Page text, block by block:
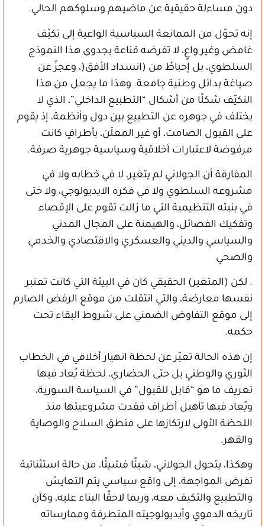
دون مساءلة حقيقية عن ماضيهم وسلوكهم الحالي.
إنه تحوّل من الممانعة السياسية الواعية إلى تكيّف
غامض وغير واعٍ، لا تفرضه قناعة بجدوى هذا النموذج
السلطوي، بل إحباطٌ من (انسداد الأفق(، وعجزٌ عن
صياغة بدائل وطنية جامعة. وهذا ما يجعل من هذا
التكيّف شكلًا من أشكال “التطبيع الداخلي”، الذي لا
يختلف في جوهره عن التطبيع بين دول وأنظمة، إذ يقوم
على القبول الصامت، أو غير المعلَن، بأطرافٍ كانت
مرفوضة لاعتبارات أخلاقية وسياسية جوهرية صرفة.
المفارقة أن الجولاني لم يتغير، لا في خطابه ولا في
مشروعه السلطوي ولا في فكره الايديولوجي، ولا حتى
في بنيته التنظيمية التي ما زالت تقوم على الإقصاء
وتفكيك الفصائل، والهيمنة على المجال المدني
والسياسي والديني والعسكري والاقتصادي والخدمي
والصحي
. لكن (المتغير) الحقيقي كان في البيئة التي كانت تعتبر
نفسها معارضة، والتي انتقلت من موقع الرفض الصارم
إلى موقع التفاوض الضمني على شروط البقاء تحت
حكمه.
إن هذه الحالة تعبّر عن لحظة انهيار أخلاقي في الخطاب
الثوري والوطني بل حتى الحضاري، لحظة يُعاد فيها
تعريف ما هو “قابل للقبول” في السياسة السورية،
ويُعاد فيها تأهيل أطراف فقدت مشروعيتها منذ
اللحظة الأولى لارتكازها على منطق السلاح والوصاية
والقهر.
وهكذا، يتحول الجولاني، شيئًا فشيئًا، من حالة استثنائية
تفرض المواجهة، إلى واقع سياسي يتم التعايش
والتطبيع والتكيف معه، وربما لاحقًا البناء عليه، وكأن
تاريخه الدموي وأيديولوجيته المتطرفة وممارساته